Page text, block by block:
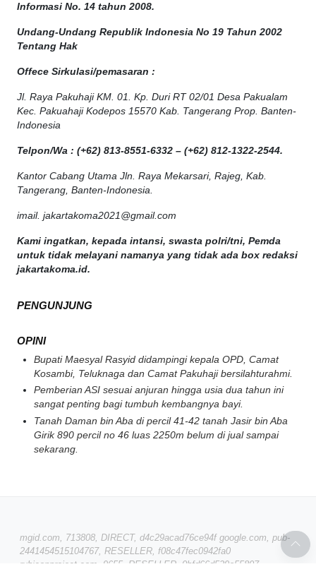
Informasi No. 14 tahun 2008.
Undang-Undang Republik Indonesia No 19 Tahun 2002
Tentang Hak
Offece Sirkulasi/pemasaran :
Jl. Raya Pakuhaji KM. 01. Kp. Duri RT 02/01 Desa Pakualam
Kec. Pakuahaji Kodepos 15570 Kab. Tangerang Prop. Banten-
Indonesia
Telpon/Wa : (+62) 813-8551-6332 – (+62) 812-1322-2544.
Kantor Cabang Utama Jln. Raya Mekarsari, Rajeg, Kab.
Tangerang, Banten-Indonesia.
imail. jakartakoma2021@gmail.com
Kami ingatkan, kepada intansi, swasta polri/tni, Pemda
untuk tidak melayani namanya yang tidak ada box redaksi
jakartakoma.id.
PENGUNJUNG
OPINI
Bupati Maesyal Rasyid didampingi kepala OPD, Camat
Kosambi, Teluknaga dan Camat Pakuhaji bersilahturahmi.
Pemberian ASI sesuai anjuran hingga usia dua tahun ini
sangat penting bagi tumbuh kembangnya bayi.
Tanah Daman bin Aba di percil 41-42 tanah Jasir bin Aba
Girik 890 percil no 46 luas 2250m belum di jual sampai
sekarang.
mgid.com, 713808, DIRECT, d4c29acad76ce94f google.com, pub-
2441454515104767, RESELLER, f08c47fec0942fa0
rubiconproject.com, 9655, RESELLER, 0bfd66d529a55807